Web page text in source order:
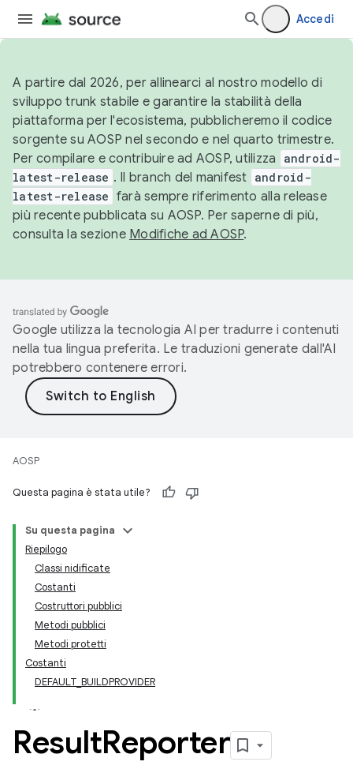
Accedi
A partire dal 2026, per allinearci al nostro modello di
sviluppo trunk stabile e garantire la stabilità della
piattaforma per l'ecosistema, pubblicheremo il codice
sorgente su AOSP nel secondo e nel quarto trimestre.
Per compilare e contribuire ad AOSP, utilizza
android-
latest-release . Il branch del manifest android-
latest-release farà sempre riferimento alla release
più recente pubblicata su AOSP. Per saperne di più,
consulta la sezione Modifiche ad AOSP.
Google utilizza la tecnologia AI per tradurre i contenuti
nella tua lingua preferita. Le traduzioni generate dall'AI
potrebbero contenere errori.
AOSP
Questa pagina è stata utile?
Su questa pagina
Riepilogo
Classi nidificate
Costanti
Costruttori pubblici
Metodi pubblici
Metodi protetti
Costanti
DEFAULT_BUILDPROVIDER
ResultReporter